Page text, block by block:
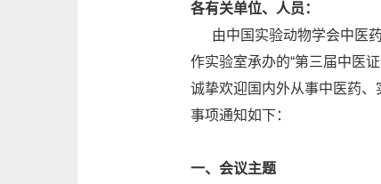
各有关单位、人员：
由中国实验动物学会中医药
作实验室承办的“第三届中医
诚挚欢迎国内外从事中医药
事项通知如下：
一、会议主题